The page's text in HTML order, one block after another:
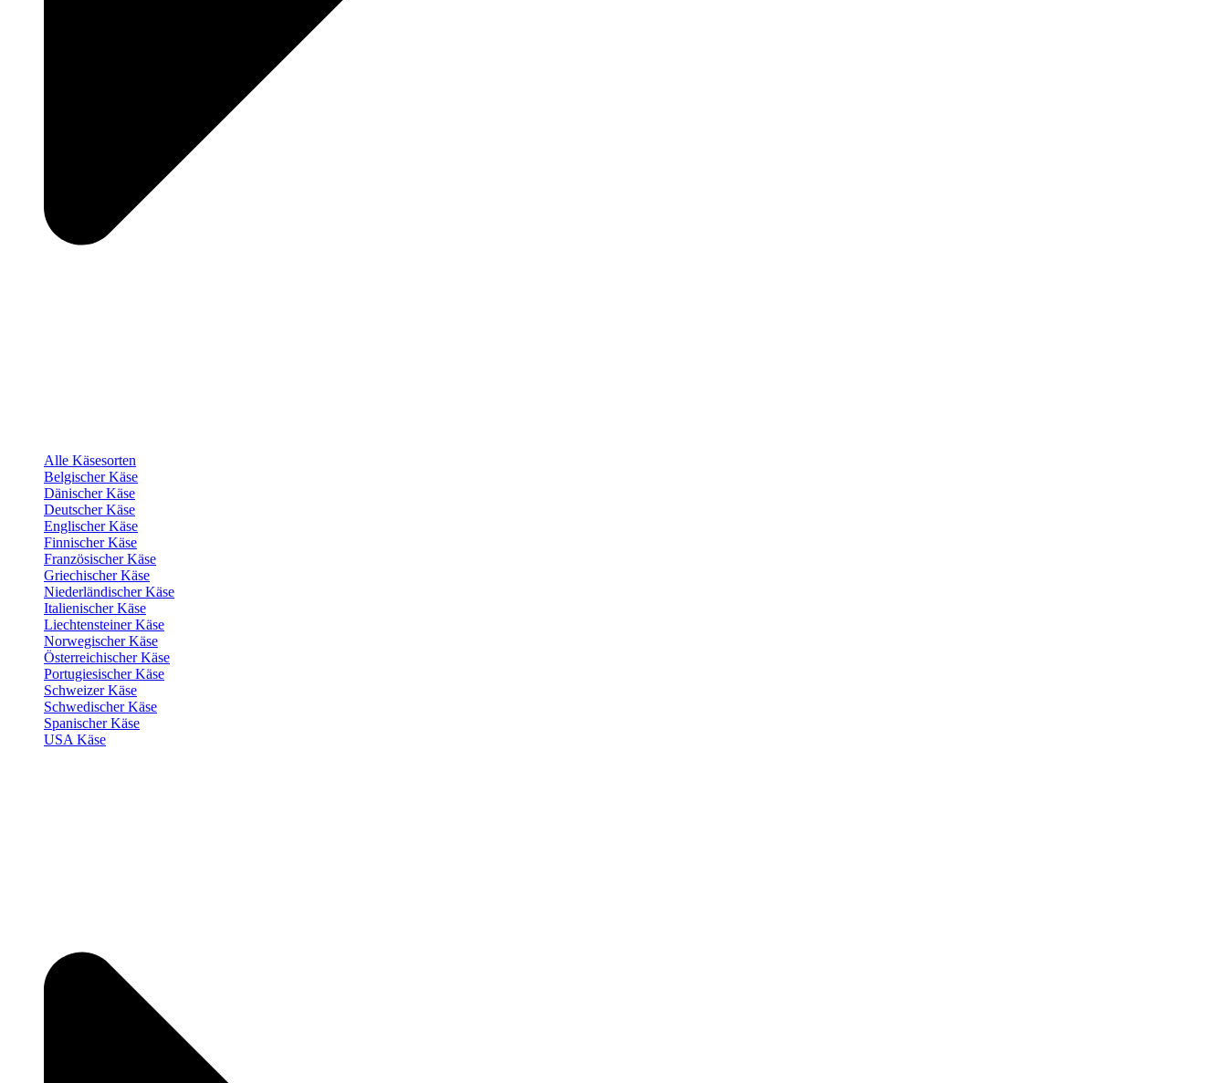
Alle Käsesorten
Belgischer Käse
Dänischer Käse
Deutscher Käse
Englischer Käse
Finnischer Käse
Französischer Käse
Griechischer Käse
Niederländischer Käse
Italienischer Käse
Liechtensteiner Käse
Norwegischer Käse
Österreichischer Käse
Portugiesischer Käse
Schweizer Käse
Schwedischer Käse
Spanischer Käse
USA Käse